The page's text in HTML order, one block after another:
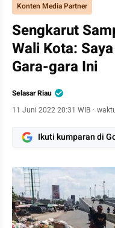
Konten Media Partner
Sengkarut
Wali Kota:
Gara-gara Ini
Selasar Riau
11 Juni 2022 20:31 WIB ·
Ikuti kumparan di